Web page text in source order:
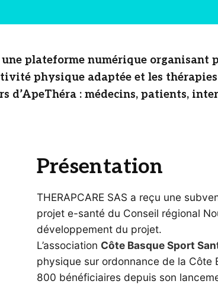
plateforme numérique organisant
physique adaptée et les
d’ApeThéra : médecins, patients,
Présentation
THERAPCARE SAS a reçu une
projet e-santé du Conseil régional
développement du projet.
L’association Côte Basque Sport
physique sur ordonnance de la Côte
800 bénéficiaires depuis son